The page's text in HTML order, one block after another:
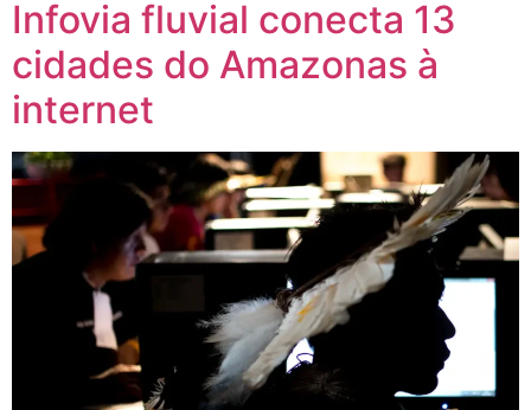
Infovia fluvial conecta 13
cidades do Amazonas à
internet